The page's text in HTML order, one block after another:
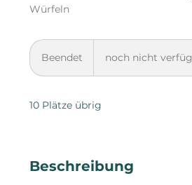
Würfeln
Beendet
d
verfügbar
noch nicht
10 Plätze übrig
Beschreibung